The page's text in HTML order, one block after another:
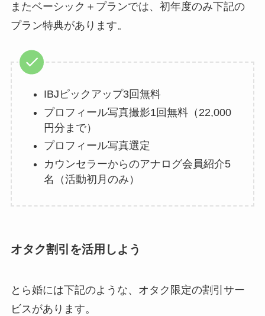
またベーシック＋プランでは、初年度のみ下記の
プラン特典があります。
IBJピックアップ3回無料
プロフィール写真撮影1回無料（22,000
円分まで）
プロフィール写真選定
カウンセラーからのアナログ会員紹介5
名（活動初月のみ）
オタク割引を活用しよう
とら婚には下記のような、オタク限定の割引サー
ビスがあります。